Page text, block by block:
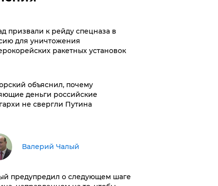
призвали к рейду спецназа в
для уничтожения
ракетных установок
объяснил, почему
деньги российские
не свергли Путина
Валерий Чалый
предупредил о следующем шаге